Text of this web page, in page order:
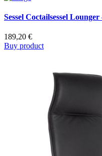
Sessel Coctailsessel
189,20 €
Buy product